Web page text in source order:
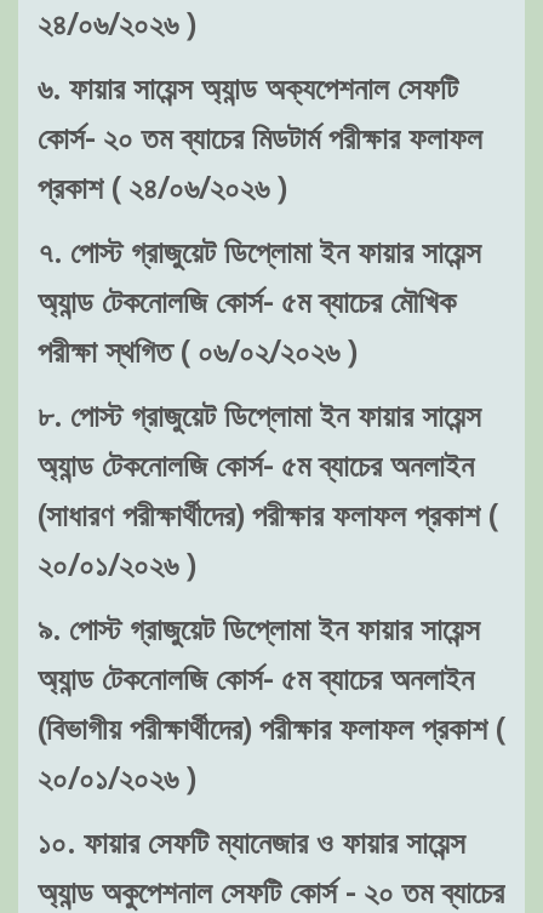
২৪/০৬/২০২৬ )
৬. ফায়ার সায়েন্স অ্যান্ড অক্যপেশনাল সেফটি
কোর্স- ২০ তম ব্যাচের মিডটার্ম পরীক্ষার ফলাফল
প্রকাশ ( ২৪/০৬/২০২৬ )
৭. পোস্ট গ্রাজুয়েট ডিপ্লোমা ইন ফায়ার সায়েন্স
অ্যান্ড টেকনোলজি কোর্স- ৫ম ব্যাচের মৌখিক
পরীক্ষা স্থগিত ( ০৬/০২/২০২৬ )
৮. পোস্ট গ্রাজুয়েট ডিপ্লোমা ইন ফায়ার সায়েন্স
অ্যান্ড টেকনোলজি কোর্স- ৫ম ব্যাচের অনলাইন
(সাধারণ পরীক্ষার্থীদের) পরীক্ষার ফলাফল প্রকাশ (
২০/০১/২০২৬ )
৯. পোস্ট গ্রাজুয়েট ডিপ্লোমা ইন ফায়ার সায়েন্স
অ্যান্ড টেকনোলজি কোর্স- ৫ম ব্যাচের অনলাইন
(বিভাগীয় পরীক্ষার্থীদের) পরীক্ষার ফলাফল প্রকাশ (
২০/০১/২০২৬ )
১০. ফায়ার সেফটি ম্যানেজার ও ফায়ার সায়েন্স
অ্যান্ড অকুপেশনাল সেফটি কোর্স - ২০ তম ব্যাচের